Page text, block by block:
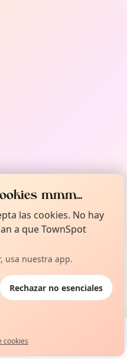
Mi selección
mmm...
las cookies. No hay
a que TownSpot
usa nuestra app.
Rechazar no esenciales
cookies